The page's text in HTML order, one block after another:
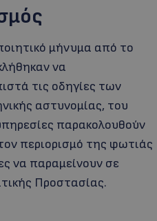
μήνυμα από το
να
τις οδηγίες των
αστυνομίας, του
παρακολουθούν
περιορισμό της φωτιάς
να παραμείνουν σε
Προστασίας.